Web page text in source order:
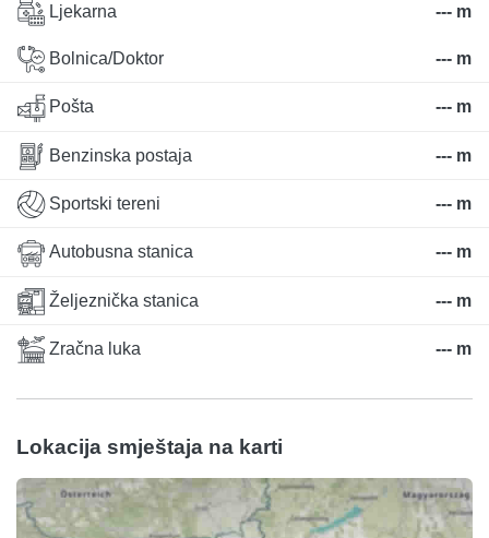
Ljekarna --- m
Bolnica/Doktor --- m
Pošta --- m
Benzinska postaja --- m
Sportski tereni --- m
Autobusna stanica --- m
Željeznička stanica --- m
Zračna luka --- m
Lokacija smještaja na karti